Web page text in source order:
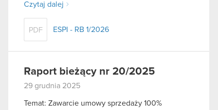
Czytaj dalej
PDF ESPI - RB 1/2026
Raport bieżący nr 20/2025
29 grudnia 2025
Temat: Zawarcie umowy sprzedaży 100%